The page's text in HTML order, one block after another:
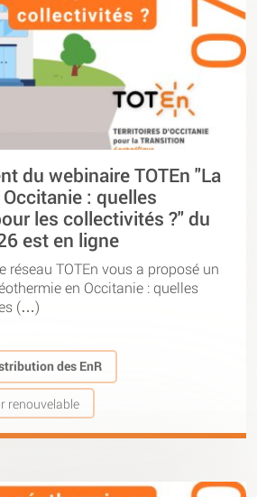
du webinaire TOTEn "La
: quelles
les collectivités ?" du
est en ligne
réseau TOTEn vous a proposé un
en Occitanie : quelles
(…)
des EnR
renouvelable